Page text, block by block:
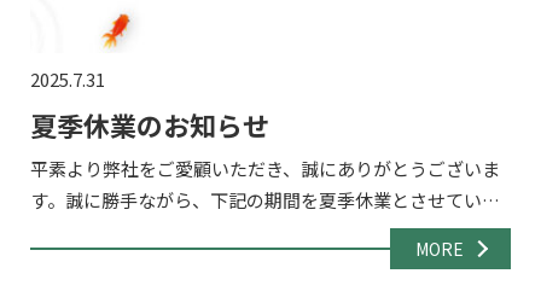
2025.7.31
夏季休業のお知らせ
平素より弊社をご愛顧いただき、誠にありがとうございま
す。誠に勝手ながら、下記の期間を夏季休業とさせていた
だきます。 ■休業期間：2025年8月13日（水）～8月17日
（日） 8/18(月)から通常通り営業開始いたしますの […]
MORE